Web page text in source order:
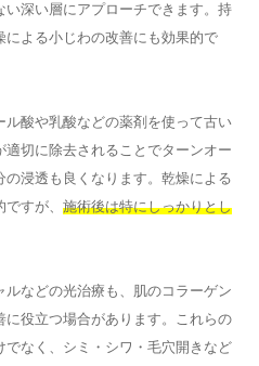
い深い層にアプローチできます。持
よる小じわの改善にも効果的で
酸や乳酸などの薬剤を使って古い
切に除去されることでターンオー
浸透も良くなります。乾燥による
すが、 施術後は特にしっかりとし
などの光治療も、肌のコラーゲン
役立つ場合があります。これらの
なく、シミ・シワ・毛穴開きなど